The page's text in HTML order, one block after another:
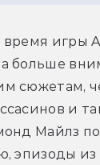
игры
больше
сюжетам,
и
Майлз
эпизоды